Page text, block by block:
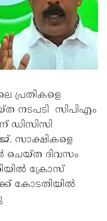
പ്രതികളെ
നടപടി സിപിഎം
ഡിസിസി
സാക്ഷികളെ
ചെയ്ത ദിവസം
ക്രോസ്
കോടതിയിൽ